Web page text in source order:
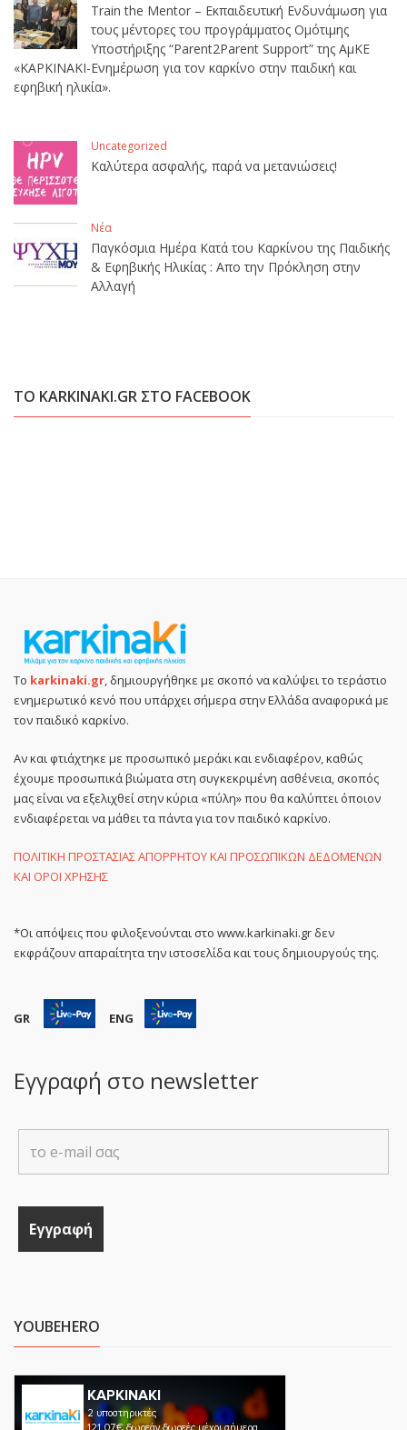
Train the Mentor – Εκπαιδευτική Ενδυνάμωση για
τους μέντορες του προγράμματος Ομότιμης
Υποστήριξης “Parent2Parent Support” της ΑμΚΕ
«ΚΑΡΚΙΝΑΚΙ-Ενημέρωση για τον καρκίνο στην παιδική και
εφηβική ηλικία».
Uncategorized
Καλύτερα ασφαλής, παρά να μετανιώσεις!
Νέα
Παγκόσμια Ημέρα Κατά του Καρκίνου της Παιδικής
& Εφηβικής Ηλικίας : Απο την Πρόκληση στην
Αλλαγή
ΤΟ KARKINAKI.GR ΣΤΟ FACEBOOK
Το karkinaki.gr , δημιουργήθηκε με σκοπό να καλύψει το τεράστιο
ενημερωτικό κενό που υπάρχει σήμερα στην Ελλάδα αναφορικά με
τον παιδικό καρκίνο.
Αν και φτιάχτηκε με προσωπικό μεράκι και ενδιαφέρον, καθώς
έχουμε προσωπικά βιώματα στη συγκεκριμένη ασθένεια, σκοπός
μας είναι να εξελιχθεί στην κύρια «πύλη» που θα καλύπτει όποιον
ενδιαφέρεται να μάθει τα πάντα για τον παιδικό καρκίνο.
ΠΟΛΙΤΙΚΗ ΠΡΟΣΤΑΣΙΑΣ ΑΠΟΡΡΗΤΟΥ ΚΑΙ ΠΡΟΣΩΠΙΚΩΝ ΔΕΔΟΜΕΝΩΝ
ΚΑΙ ΟΡΟΙ ΧΡΗΣΗΣ
*Οι απόψεις που φιλοξενούνται στο www.karkinaki.gr δεν
εκφράζουν απαραίτητα την ιστοσελίδα και τους δημιουργούς της.
GR ENG
Εγγραφή στο newsletter
YOUBEHERO